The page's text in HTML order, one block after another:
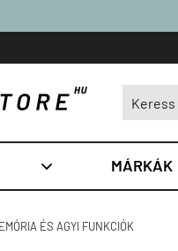
 MÁRKÁK
ÉS AGYI FUNKCIÓK